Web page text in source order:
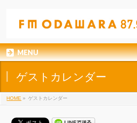
MENU
ゲストカレンダー
HOME » ゲストカレンダー